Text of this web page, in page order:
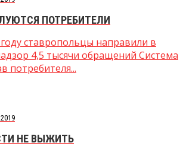
ПОТРЕБИТЕЛИ
ставропольцы направили в
4,5 тысячи обращений Система
потребителя...
НЕ ВЫЖИТЬ